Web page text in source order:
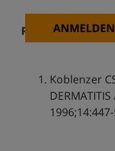
ANMELDEN
Referenzen
Koblenzer